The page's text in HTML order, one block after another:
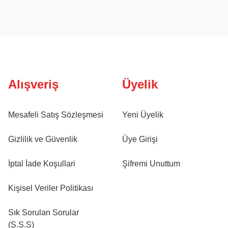
Alışveriş
Mesafeli Satış Sözleşmesi
Gizlilik ve Güvenlik
İptal İade Koşullari
Kişisel Veriler Politikası
Sık Sorulan Sorular
(S.S.S)
Üyelik
Yeni Üyelik
Üye Girişi
Şifremi Unuttum